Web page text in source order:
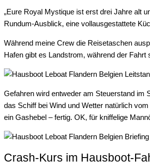
„Eure Royal Mystique ist erst drei Jahre alt
Rundum-Ausblick, eine vollausgestattete
Während meine Crew die Reisetaschen
Hafen gibt es Landstrom, während der
Gefahren wird entweder am Steuerstand im
das Schiff bei Wind und Wetter natürlich
ein Gashebel – fertig. OK, für kniffelige
Crash-Kurs im Hausboot-